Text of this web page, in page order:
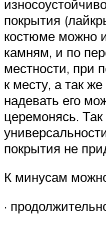
покрытия
костюме можно
камням, и по
местности, при
к месту, а так
надевать его
церемонясь.
покрытия не
К минусам
·